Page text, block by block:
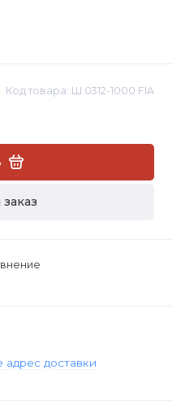
Код товара: Ш.0312-1000 FIA
адрес доставки